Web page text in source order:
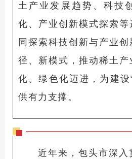
土产业发展趋势、科技
化、产业创新模式探索
同探索科技创新与产业
径、新模式，推动稀土
化、绿色化迈进，为建设
供有力支撑。
近年来，包头市深入